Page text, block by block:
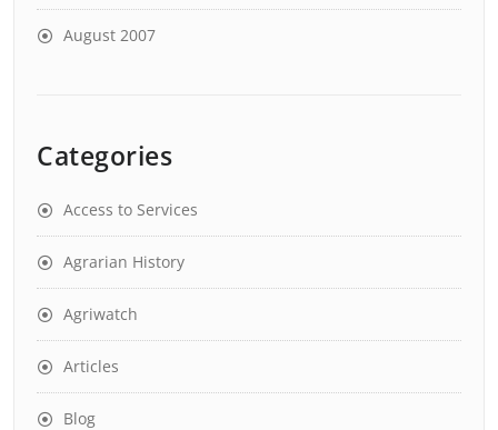
August 2007
Categories
Access to Services
Agrarian History
Agriwatch
Articles
Blog